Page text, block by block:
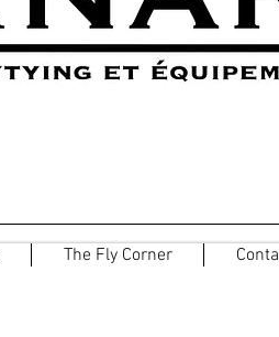
The Fly Corner